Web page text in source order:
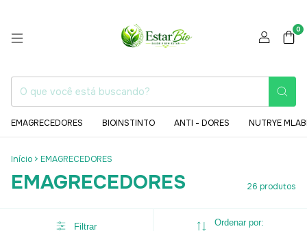
0
EMAGRECEDORES BIOINSTINTO ANTI - DORES NUTRYE
Início > EMAGRECEDORES
EMAGRECEDORES 26 produtos
Filtrar Ordenar por: